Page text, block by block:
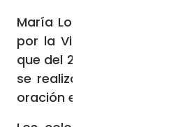
María Lourdes Varela,
por la Vida en
que del 27 de septiembre
se realizará la segunda
oración en Colombia por el